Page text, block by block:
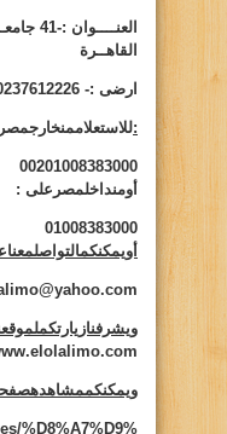
العنــــوان :-41
القاهــرة
ارضى :- 0020237612226 فاكس :- 0020237612226
:
00201008383000
أومنداخلمصرعلى :
01008383000
%D8%A7%D9%